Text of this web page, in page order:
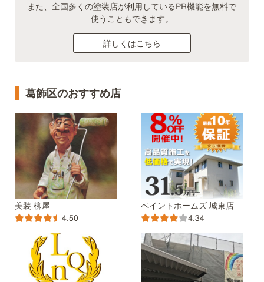
また、全国多くの塗装店が利用しているPR機能を無料で
使うこともできます。
詳しくはこちら
葛飾区のおすすめ店
美装 柳屋
4.50
ペイントホームズ 城東店
4.34